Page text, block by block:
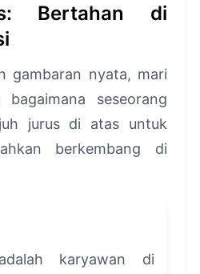
Bertahan di
gambaran nyata, mari
seseorang
jurus di atas untuk
berkembang di
karyawan di